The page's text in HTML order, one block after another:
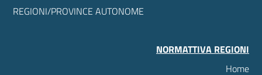
REGIONI/PROVINCE AUTONOME
NORMATTIVA REGIONI
Home